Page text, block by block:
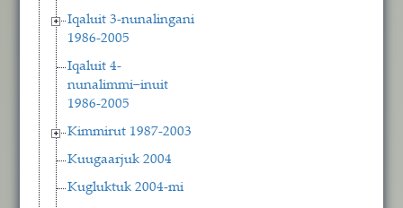
Iqaluit 3-nunalingani
1986-2005
Iqaluit 4-
nunalimmi−inuit
1986-2005
Kimmirut 1987-2003
Kuugaarjuk 2004
Kugluktuk 2004-mi